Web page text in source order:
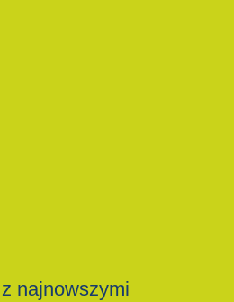
najnowszymi